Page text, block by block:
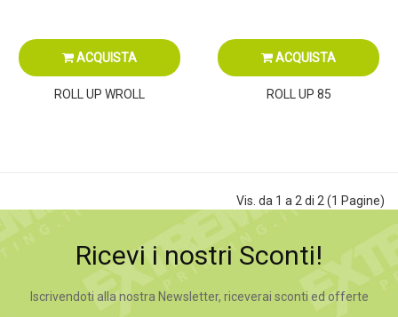
ACQUISTA
ROLL UP WROLL
ACQUISTA
ROLL UP 85
Vis. da 1 a 2 di 2 (1 Pagine)
Ricevi i nostri Sconti!
Iscrivendoti alla nostra Newsletter, riceverai sconti ed offerte